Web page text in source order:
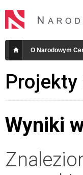
O Narodowym
Wyniki